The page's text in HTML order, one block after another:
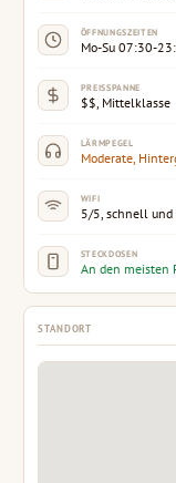
ÖFFNUNGSZEITEN
Mo-Su 07:30-
PREISSPANNE
$$, Mittelklasse
LÄRMPEGEL
Moderate,
WIFI
5/5, schnell und
STECKDOSEN
An den meisten
STANDORT